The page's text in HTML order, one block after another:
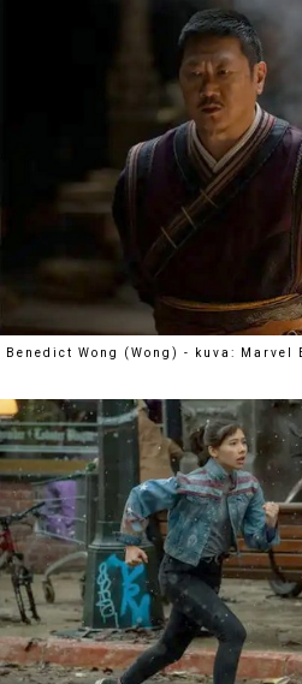
Benedict Wong (Wong) - kuva: Marvel